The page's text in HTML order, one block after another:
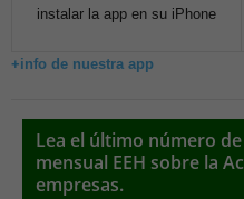
instalar la app en su iPhone
+info de nuestra app
Lea el último número
mensual EEH sobre la
empresas.